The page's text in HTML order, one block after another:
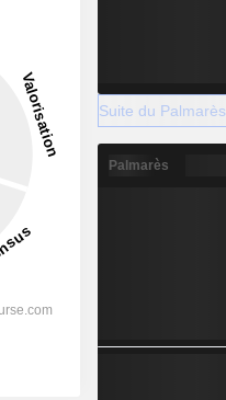
Suite du Palmarès
Palmarès